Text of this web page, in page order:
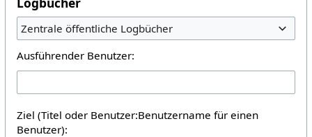
Zentrale öffentliche Logbücher
Ausführender Benutzer:
Ziel (Titel oder Benutzer:Benutzername für einen
Benutzer):